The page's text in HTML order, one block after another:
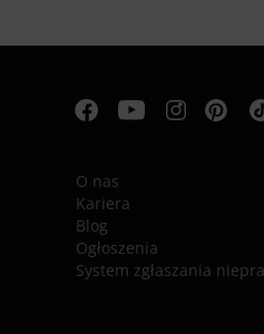
O nas
Kariera
Blog
Ogłoszenia
System zgłaszania